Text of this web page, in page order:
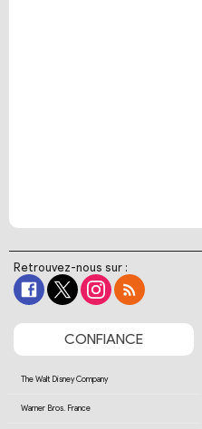
Retrouvez-nous sur :
CONFIANCE
The Walt Disney Company
Warner Bros. France